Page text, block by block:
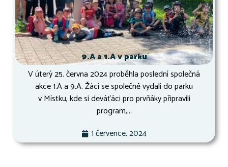
9.A a 1.A v parku
V úterý 25. června 2024 proběhla poslední společná
akce 1.A a 9.A. Žáci se společně vydali do parku
v Místku, kde si deváťáci pro prvňáky připravili
program,...
1 července, 2024